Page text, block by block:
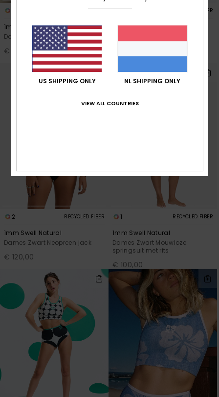
RECYCLED FIBER
1mm Swell Series
Dames Zwart Wetsuit jack
€ 110,00
1 RECYCLED FIBER
1mm Rise Natural
Springsuit
€ 120,00
2 RECYCLED FIBER
1mm Swell Natural
Dames Zwart Neopreen jack
€ 120,00
1 RECYCLED FIBER
1mm Swell Natural
Dames Zwart Mouwloze
springsuit met rits
€ 100,00
US SHIPPING ONLY NL SHIPPING ONLY
VIEW ALL COUNTRIES